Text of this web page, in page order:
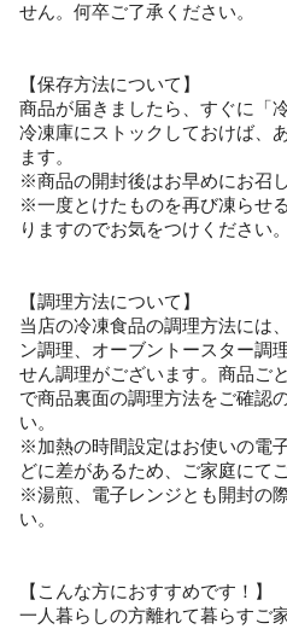
せん。何卒ご了承ください。
【保存方法について】
商品が届きましたら、すぐに「
冷凍庫にストックしておけば、
ます。
※商品の開封後はお早めにお召
※一度とけたものを再び凍らせ
りますのでお気をつけください。
【調理方法について】
当店の冷凍食品の調理方法には
ン調理、オーブントースター調
せん調理がございます。商品ご
で商品裏面の調理方法をご確認
い。
※加熱の時間設定はお使いの電
どに差があるため、ご家庭にて
※湯煎、電子レンジとも開封の
い。
【こんな方におすすめです！】
一人暮らしの方離れて暮らすご